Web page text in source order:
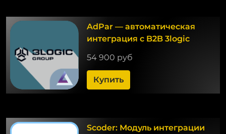
AdPar — автоматическая
интеграция с B2B 3logic
54 900 руб
Купить
Scoder: Модуль интеграции